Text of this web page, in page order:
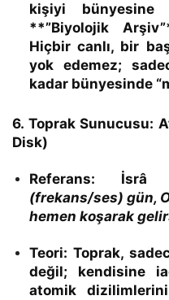
kişiyi
**”Biyolojik
Hiçbir canlı, bir
yok edemez;
kadar bünyesinde
6. Toprak Sunucusu:
Disk)
Referans: İsrâ
(frekans/ses) gün,
hemen koşarak
Teori: Toprak,
değil; kendisine
atomik